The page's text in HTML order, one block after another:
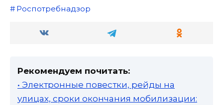
Роспотребнадзор
Рекомендуем почитать:
• Электронные повестки, рейды на
улицах, сроки окончания мобилизации: